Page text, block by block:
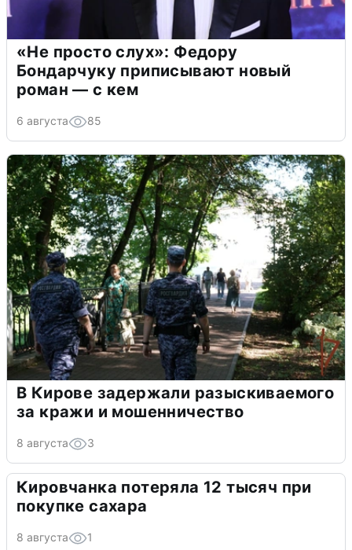
«Не просто слух»: Федору
Бондарчуку приписывают новый
роман — с кем
6 августа 85
В Кирове задержали разыскиваемого
за кражи и мошенничество
8 августа 3
Кировчанка потеряла 12 тысяч при
покупке сахара
8 августа 1